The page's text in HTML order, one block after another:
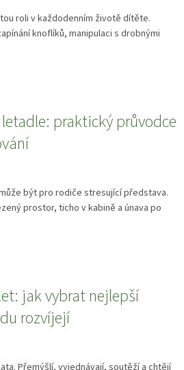
roli v každodenním životě dítěte.
knoflíků, manipulaci s drobnými
praktický průvodce
být pro rodiče stresující představa.
prostor, ticho v kabině a únava po
jak vybrat nejlepší
rozvíjejí
Přemýšlí, vyjednávají, soutěží a chtějí